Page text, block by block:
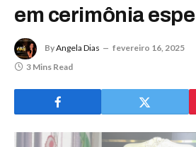
em cerimônia
ByAngela Dias fevereiro 16, 2025
3 Mins Read